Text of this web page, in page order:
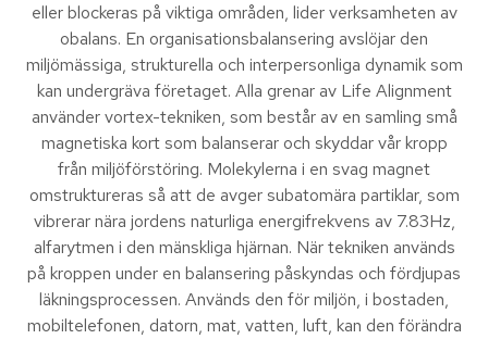
eller blockeras på viktiga områden, lider verksamheten av
obalans. En organisationsbalansering avslöjar den
miljömässiga, strukturella och interpersonliga dynamik som
kan undergräva företaget. Alla grenar av Life Alignment
använder vortex-tekniken, som består av en samling små
magnetiska kort som balanserar och skyddar vår kropp
från miljöförstöring. Molekylerna i en svag magnet
omstruktureras så att de avger subatomära partiklar, som
vibrerar nära jordens naturliga energifrekvens av 7.83Hz,
alfarytmen i den mänskliga hjärnan. När tekniken används
på kroppen under en balansering påskyndas och fördjupas
läkningsprocessen. Används den för miljön, i bostaden,
mobiltelefonen, datorn, mat, vatten, luft, kan den förändra